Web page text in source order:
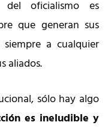
oficialismo es
que generan sus
a cualquier
aliados.
sólo hay algo
es ineludible y